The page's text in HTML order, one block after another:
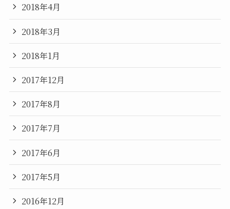
2018年4月
2018年3月
2018年1月
2017年12月
2017年8月
2017年7月
2017年6月
2017年5月
2016年12月